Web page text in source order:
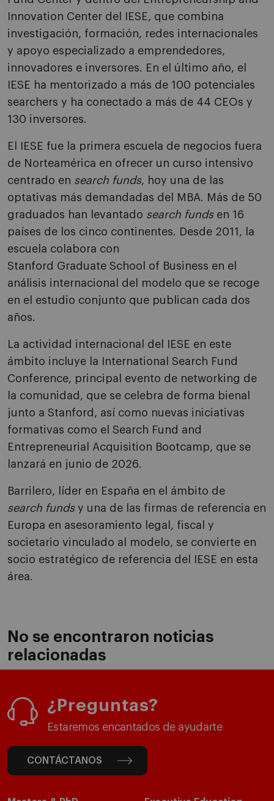
Innovation Center del IESE, que combina
investigación, formación, redes internacionales
y apoyo especializado a emprendedores,
innovadores e inversores. En el último año, el
IESE ha mentorizado a más de 100 potenciales
searchers y ha conectado a más de 44 CEOs y
130 inversores.
El IESE fue la primera escuela de negocios fuera
de Norteamérica en ofrecer un curso intensivo
centrado en search funds, hoy una de las
optativas más demandadas del MBA. Más de 50
graduados han levantado search fundsen 16
países de los cinco continentes. Desde 2011, la
escuela colabora con
Stanford Graduate School of Business en el
análisis internacional del modelo que se recoge
en el estudio conjunto que publican cada dos
años.
La actividad internacional del IESE en este
ámbito incluye la International Search Fund
Conference, principal evento de networking de
la comunidad, que se celebra de forma bienal
junto a Stanford, así como nuevas iniciativas
formativas como el Search Fund and
Entrepreneurial Acquisition Bootcamp, que se
lanzará en junio de 2026.
Barrilero, líder en España en el ámbito de
search fundsy una de las firmas de referencia en
Europa en asesoramiento legal, fiscal y
societario vinculado al modelo, se convierte en
socio estratégico de referencia del IESE en esta
área.
No se encontraron noticias
relacionadas
¿Preguntas?
Estaremos encantados de ayudarte
CONTÁCTANOS